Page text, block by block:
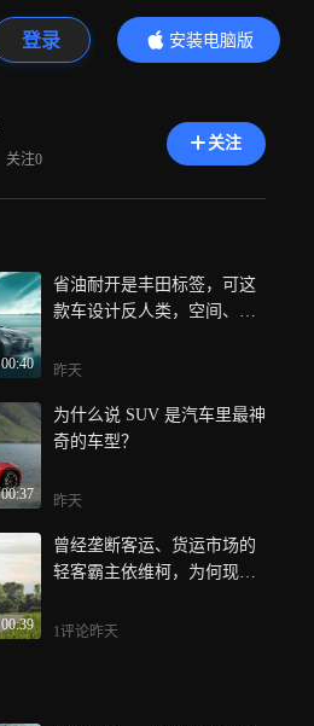
登录
安装电脑版
内容更精彩
关注0
关注
00:40
省油耐开是丰田标签，可这
款车设计反人类，空间、操
昨天
00:37
为什么说 SUV 是汽车里最神
奇的车型？
昨天
00:39
曾经垄断客运、货运市场的
轻客霸主依维柯，为何现在
1评论昨天